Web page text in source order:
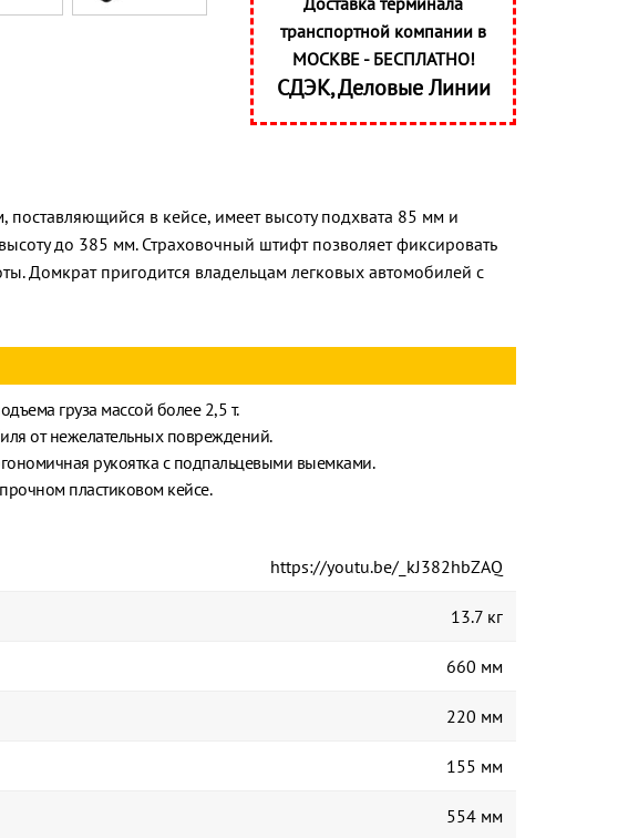
транспортной компании в
МОСКВЕ - БЕСПЛАТНО!
СДЭК, Деловые Линии
в кейсе, имеет высоту подхвата 85 мм и
до 385 мм. Страховочный штифт позволяет фиксировать
Домкрат пригодится владельцам легковых автомобилей с
груза массой более 2,5 т.
от нежелательных повреждений.
рукоятка с подпальцевыми выемками.
пластиковом кейсе.
https://youtu.be/_kJ382hbZAQ
13.7 кг
660 мм
220 мм
155 мм
554 мм